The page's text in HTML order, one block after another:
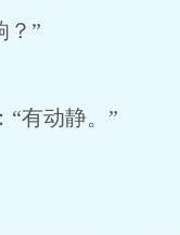
？”
有动静。”